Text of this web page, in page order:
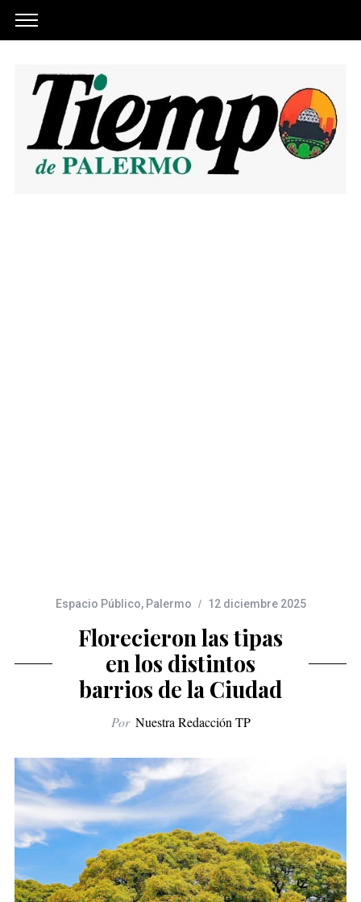
Espacio Público, Palermo 12 diciembre 2025
Florecieron las tipas
en los distintos
barrios de la Ciudad
Por Nuestra Redacción TP